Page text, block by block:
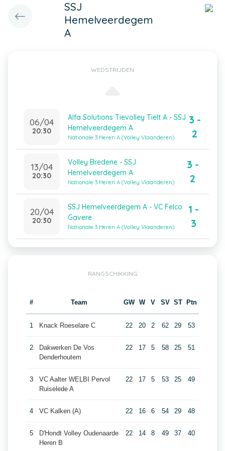
SSJ
Hemelveerdegem
A
WEDSTRIJDEN
06/04
20:30
Alfa Solutions Tievolley Tielt A - SSJ
Hemelveerdegem A
Nationale 3 Heren A (Volley Vlaanderen)
3 -
2
13/04
20:30
Volley Bredene - SSJ
Hemelveerdegem A
Nationale 3 Heren A (Volley Vlaanderen)
3 -
2
20/04
20:30
SSJ Hemelveerdegem A - VC Felco
Gavere
Nationale 3 Heren A (Volley Vlaanderen)
1 -
3
RANGSCHIKKING
# Team GW W V SV ST Ptn
1 Knack Roeselare C 22 20 2 62 29 53
2
Dakwerken De Vos
Denderhoutem
22 17 5 58 25 51
3
VC Aalter WELBI Pervol
Ruiselede A
22 17 5 53 25 49
4 VC Kalken (A) 22 16 6 54 29 48
5
D'Hondt Volley Oudenaarde
Heren B
22 14 8 49 37 40